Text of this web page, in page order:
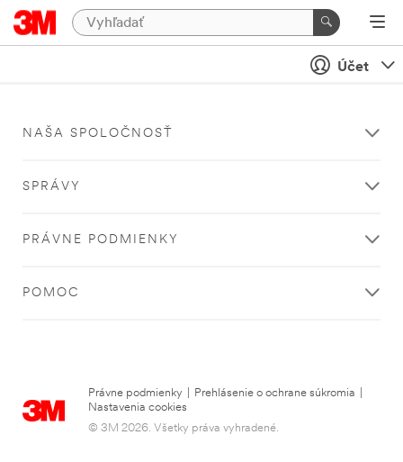
Účet
NAŠA SPOLOČNOSŤ
SPRÁVY
PRÁVNE PODMIENKY
POMOC
Právne podmienky Prehlásenie o ochrane súkromia
Nastavenia cookies
© 3M 2026. Všetky práva vyhradené.